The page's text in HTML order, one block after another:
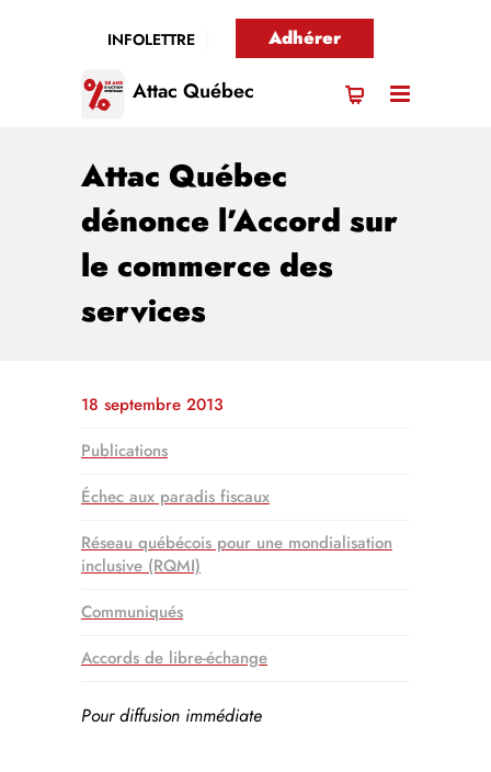
INFOLETTRE Adhérer
Attac Québec
Attac Québec
dénonce l’Accord sur
le commerce des
services
18 septembre 2013
Publications
Échec aux paradis fiscaux
Réseau québécois pour une mondialisation
inclusive (RQMI)
Communiqués
Accords de libre-échange
Pour diffusion immédiate